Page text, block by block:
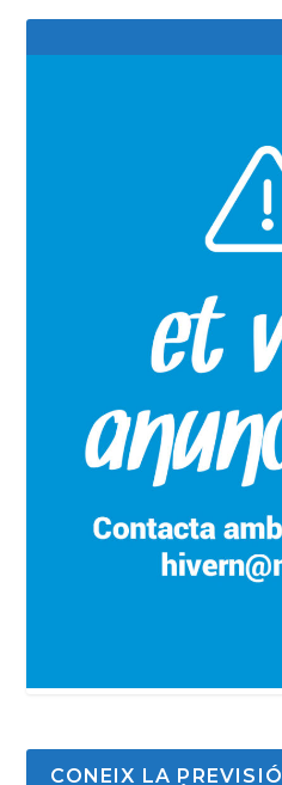
CONEIX LA PREVISIÓ